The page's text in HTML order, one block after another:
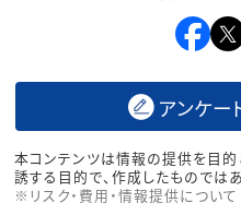
アンケー
本コンテンツは情報の提供を目的
誘する目的で、作成したものでは
※リスク・費用・情報提供につい